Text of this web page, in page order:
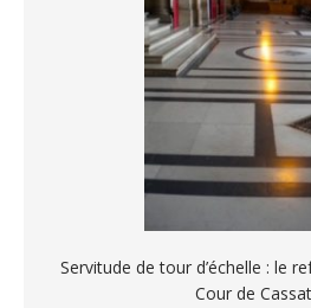
Servitude de tour d’échelle : le
Cour de